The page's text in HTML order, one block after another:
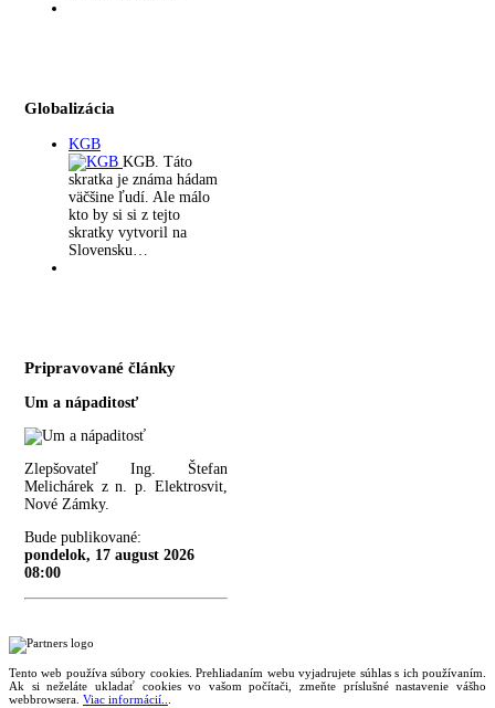
Globalizácia
KGB
KGB. Táto
skratka je známa hádam
väčšine ľudí. Ale málo
kto by si si z tejto
skratky vytvoril na
Slovensku…
Pripravované články
Um a nápaditosť
Zlepšovateľ Ing. Štefan
Melichárek z n. p. Elektrosvit,
Nové Zámky.
Bude publikované:
pondelok, 17 august 2026
08:00
Tento web používa súbory cookies. Prehliadaním webu vyjadrujete súhlas s ich používaním.
Ak si neželáte ukladať cookies vo vašom počítači, zmeňte príslušné nastavenie vášho
webbrowsera. Viac informácií..